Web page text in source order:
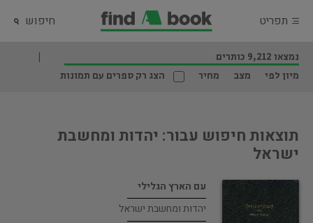
תפריט חיפוש
נמצאו 9,212 כותרים
מיון לפי
מצב מחיר הצג רק ספרים עם תמונות
תוצאות חיפוש עבור: יהדות ומחשבת
ישראל
עם הארץ הגלילי
יהדות ומחשבת ישראל